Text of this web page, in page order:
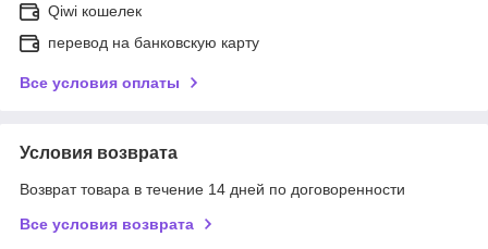
Qiwi кошелек
перевод на банковскую карту
Все условия оплаты
Условия возврата
Возврат товара в течение 14 дней по договоренности
Все условия возврата